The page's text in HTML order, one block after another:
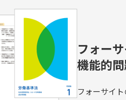
フォー
機能的問
フォーサイ